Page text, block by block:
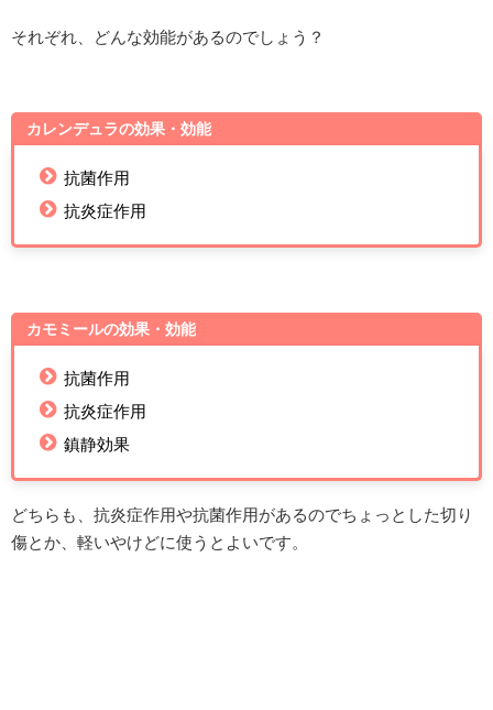
それぞれ、どんな効能があるのでしょう？
カレンデュラの効果・効能
抗菌作用
抗炎症作用
カモミールの効果・効能
抗菌作用
抗炎症作用
鎮静効果
どちらも、抗炎症作用や抗菌作用があるのでちょっとした切り
傷とか、軽いやけどに使うとよいです。